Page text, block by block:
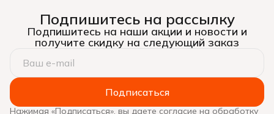
Подпишитесь на рассылку
Подпишитесь на наши акции и новости и
получите скидку на следующий заказ
Подписаться
Нажимая «Подписаться», вы даете согласие на обработку